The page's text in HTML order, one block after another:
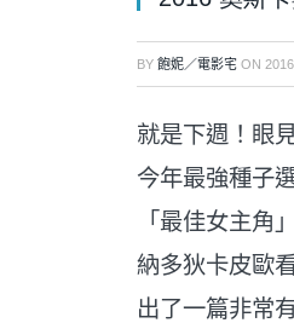
BY 飽妮／電影宅 ON
就是下週！眼
今年最強種子
「最佳女主角
納多狄卡皮歐
出了一篇非常